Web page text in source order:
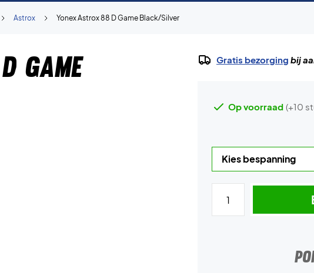
Yonex Astrox 88 D Game Black/Silver
Astrox
Game
Gratis bezorging bij
Op voorraad (+10